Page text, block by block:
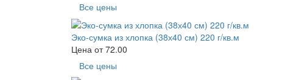
Все цены
Эко-сумка из хлопка (38х40 см) 220 г/кв.м
Цена от72.00
Все цены